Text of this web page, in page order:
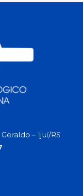
– Ijuí/RS